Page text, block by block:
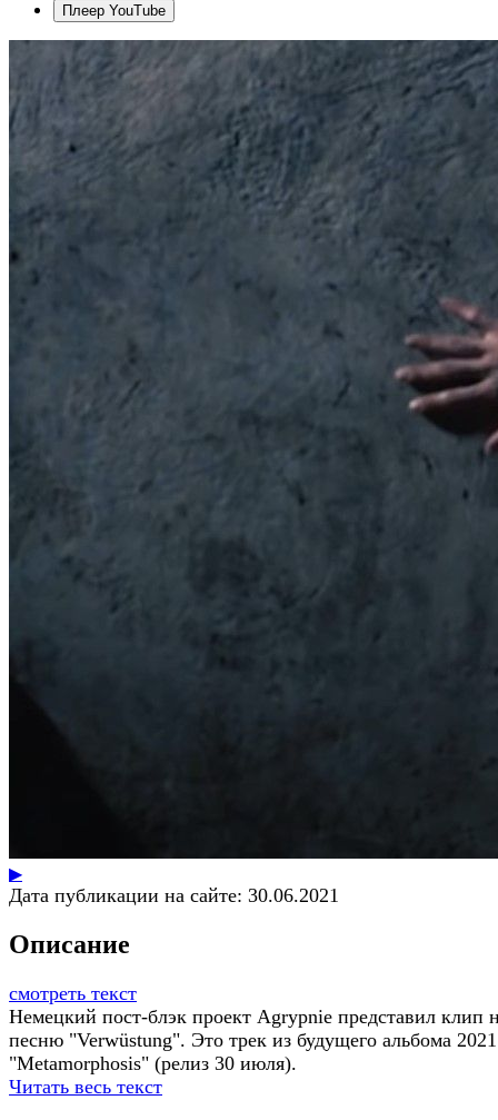
Плеер YouTube
▶
Дата публикации на сайте: 30.06.2021
Описание
смотреть текст
Немецкий пост-блэк проект Agrypnie представил клип
песню "Verwüstung". Это трек из будущего альбома 2021
"Metamorphosis" (релиз 30 июля).
Читать весь текст